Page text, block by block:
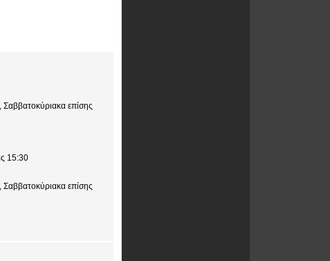
επίσης
15:30
επίσης